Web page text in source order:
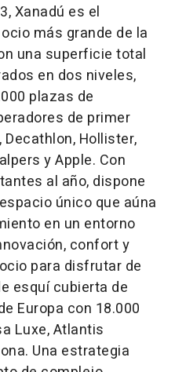
Xanadú es el
más grande de la
una superficie total
en dos niveles,
plazas de
de primer
Hollister,
y Apple. Con
al año, dispone
único que aúna
en un entorno
confort y
para disfrutar de
esquí cubierta de
Europa con 18.000
Luxe, Atlantis
Una estrategia